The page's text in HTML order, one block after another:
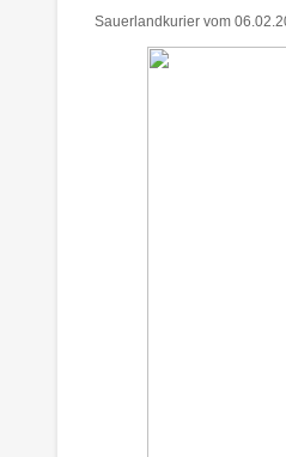
Sauerlandkurier vom